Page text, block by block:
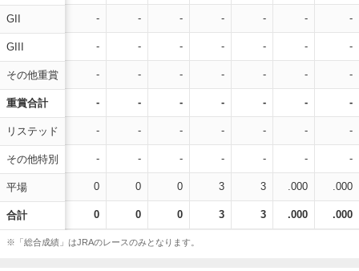
GII
GIII
その他重賞
重賞合計
リステッド
その他特別
平場
合計
- - - - - - -
- - - - - - -
- - - - - - -
- - - - - - -
- - - - - - -
- - - - - - -
0 0 0 3 3 .000 .000
0 0 0 3 3 .000 .000
※「総合成績」はJRAのレースのみとなります。